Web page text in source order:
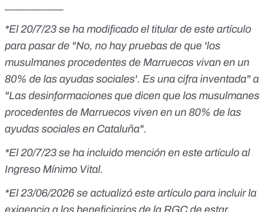
*El 20/7/23 se ha modificado el titular de este artículo
para pasar de "No, no hay pruebas de que 'los
musulmanes procedentes de Marruecos vivan en un
80% de las ayudas sociales'. Es una cifra inventada" a
"Las desinformaciones que dicen que los musulmanes
procedentes de Marruecos viven en un 80% de las
ayudas sociales en Cataluña".
*El 20/7/23 se ha incluido mención en este artículo al
Ingreso Mínimo Vital.
*El 23/06/2026 se actualizó este artículo para incluir la
exigencia a los beneficiarios de la RGC de estar